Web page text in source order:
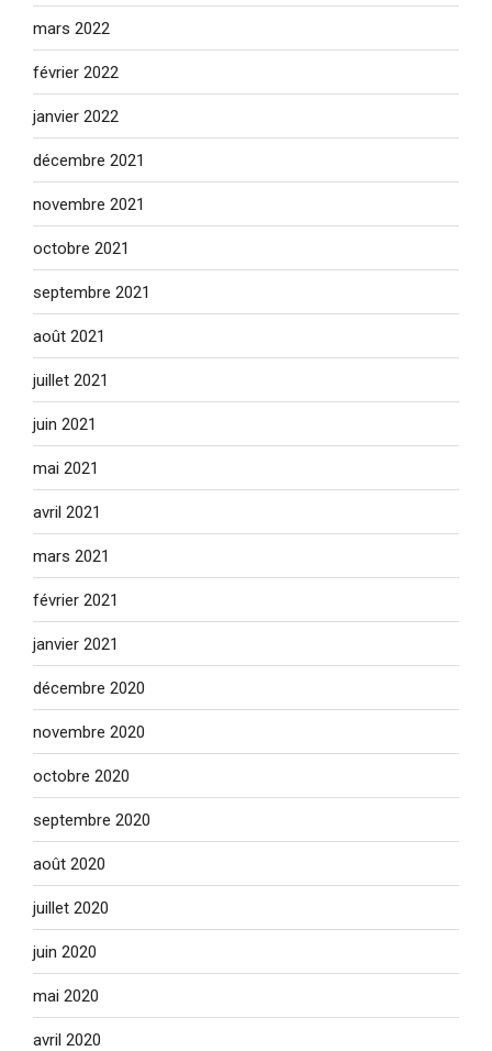
mars 2022
février 2022
janvier 2022
décembre 2021
novembre 2021
octobre 2021
septembre 2021
août 2021
juillet 2021
juin 2021
mai 2021
avril 2021
mars 2021
février 2021
janvier 2021
décembre 2020
novembre 2020
octobre 2020
septembre 2020
août 2020
juillet 2020
juin 2020
mai 2020
avril 2020